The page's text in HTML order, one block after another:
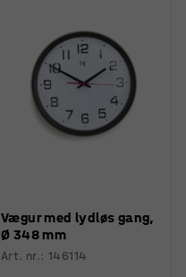
Vægur med lydløs gang,
Ø 348 mm
Art. nr.:146114